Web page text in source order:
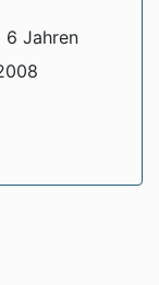
6 Jahren